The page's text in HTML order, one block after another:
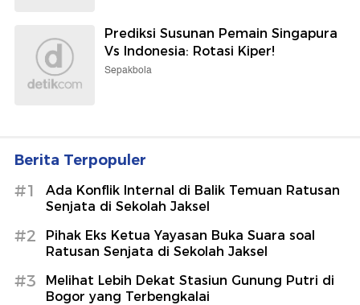
Prediksi Susunan Pemain Singapura
Vs Indonesia: Rotasi Kiper!
Sepakbola
Berita Terpopuler
#1
Ada Konflik Internal di Balik Temuan Ratusan
Senjata di Sekolah Jaksel
#2
Pihak Eks Ketua Yayasan Buka Suara soal
Ratusan Senjata di Sekolah Jaksel
#3
Melihat Lebih Dekat Stasiun Gunung Putri di
Bogor yang Terbengkalai